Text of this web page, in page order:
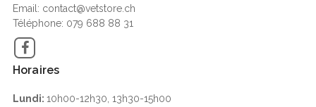
Email: contact@vetstore.ch
Téléphone: 079 688 88 31
Horaires
Lundi: 10h00-12h30, 13h30-15h00